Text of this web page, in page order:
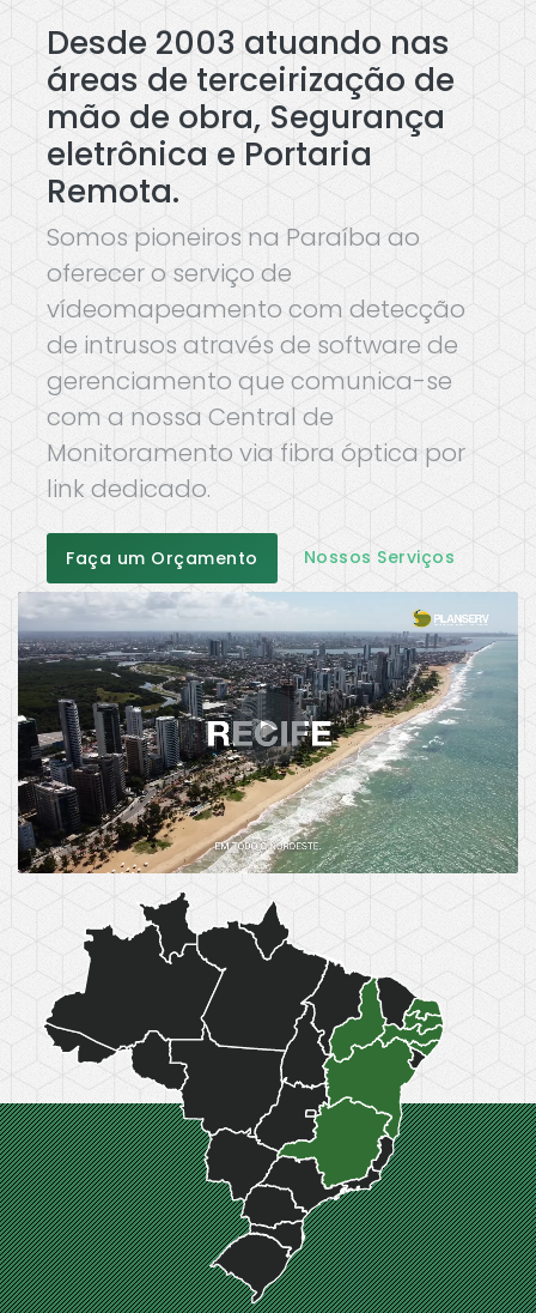
Desde 2003 atuando nas
áreas de terceirização de
mão de obra, Segurança
eletrônica e Portaria
Remota.
Somos pioneiros na Paraíba ao
oferecer o serviço de
vídeomapeamento com detecção
de intrusos através de software de
gerenciamento que comunica-se
com a nossa Central de
Monitoramento via fibra óptica por
link dedicado.
Faça um Orçamento Nossos Serviços